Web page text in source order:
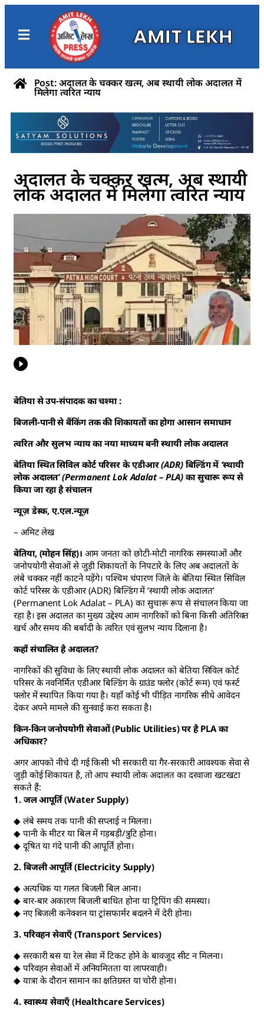
AMIT LEKH
Post: अदालत के चक्कर खत्म, अब स्थायी लोक अदालत में
मिलेगा त्वरित न्याय
अदालत के चक्कर खत्म, अब स्थायी
लोक अदालत में मिलेगा त्वरित न्याय
बेतिया से उप-संपादक का चश्मा :
बिजली-पानी से बैंकिंग तक की शिकायतों का होगा आसान समाधान
त्वरित और सुलभ न्याय का नया माध्यम बनी स्थायी लोक अदालत
बेतिया स्थित सिविल कोर्ट परिसर के एडीआर (ADR) बिल्डिंग में ‘स्थायी
लोक अदालत’ (Permanent Lok Adalat – PLA) का सुचारू रूप से
किया जा रहा है संचालन
न्यूज़ डेस्क, ए.एल.न्यूज़
– अमिट लेख
बेतिया, (मोहन सिंह)। आम जनता को छोटी-मोटी नागरिक समस्याओं और
जनोपयोगी सेवाओं से जुड़ी शिकायतों के निपटारे के लिए अब अदालतों के
लंबे चक्कर नहीं काटने पड़ेंगे। पश्चिम चंपारण जिले के बेतिया स्थित सिविल
कोर्ट परिसर के एडीआर (ADR) बिल्डिंग में ‘स्थायी लोक अदालत’
(Permanent Lok Adalat – PLA) का सुचारू रूप से संचालन किया जा
रहा है। इस अदालत का मुख्य उद्देश्य आम नागरिकों को बिना किसी अतिरिक्त
खर्च और समय की बर्बादी के त्वरित एवं सुलभ न्याय दिलाना है।
कहाँ संचालित है अदालत?
नागरिकों की सुविधा के लिए स्थायी लोक अदालत को बेतिया सिविल कोर्ट
परिसर के नवनिर्मित एडीआर बिल्डिंग के ग्राउंड फ्लोर (कोर्ट रूम) एवं फर्स्ट
फ्लोर में स्थापित किया गया है। यहाँ कोई भी पीड़ित नागरिक सीधे आवेदन
देकर अपने मामले की सुनवाई करा सकता है।
किन-किन जनोपयोगी सेवाओं (Public Utilities) पर है PLA का
अधिकार?
अगर आपको नीचे दी गई किसी भी सरकारी या गैर-सरकारी आवश्यक सेवा से
जुड़ी कोई शिकायत है, तो आप स्थायी लोक अदालत का दरवाजा खटखटा
सकते हैं:
1. जल आपूर्ति (Water Supply)
◆ लंबे समय तक पानी की सप्लाई न मिलना।
◆ पानी के मीटर या बिल में गड़बड़ी/त्रुटि होना।
◆ दूषित या गंदे पानी की आपूर्ति होना।
2. बिजली आपूर्ति (Electricity Supply)
◆ अत्यधिक या गलत बिजली बिल आना।
◆ बार-बार अकारण बिजली बाधित होना या ट्रिपिंग की समस्या।
◆ नए बिजली कनेक्शन या ट्रांसफार्मर बदलने में देरी होना।
3. परिवहन सेवाएँ (Transport Services)
◆ सरकारी बस या रेल सेवा में टिकट होने के बावजूद सीट न मिलना।
◆ परिवहन सेवाओं में अनियमितता या लापरवाही।
◆ यात्रा के दौरान सामान का क्षतिग्रस्त या चोरी होना।
4. स्वास्थ्य सेवाएँ (Healthcare Services)